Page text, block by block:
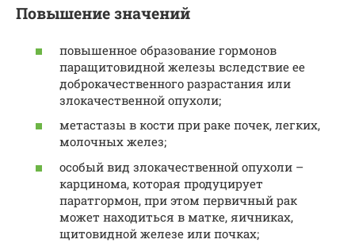
Повышение значений
повышенное образование гормонов
паращитовидной железы вследствие ее
доброкачественного разрастания или
злокачественной опухоли;
метастазы в кости при раке почек, легких,
молочных желез;
особый вид злокачественной опухоли –
карцинома, которая продуцирует
паратгормон, при этом первичный рак
может находиться в матке, яичниках,
щитовидной железе или почках;